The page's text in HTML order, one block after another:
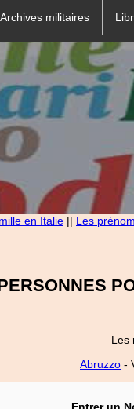
Archives militaires
en Italie || Les
Les
Abruzzo -